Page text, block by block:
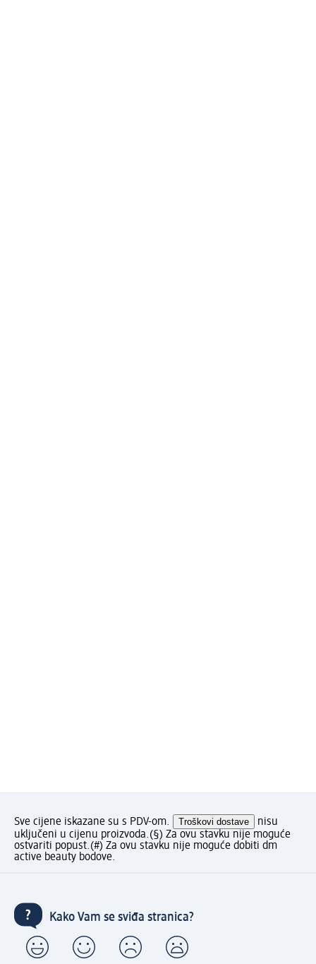
Sve cijene iskazane su s PDV-om. Troškovi dostave
nisu
uključeni u cijenu proizvoda.(§) Za ovu stavku nije moguće
ostvariti popust.(#) Za ovu stavku nije moguće dobiti dm
active beauty bodove.
Kako Vam se sviđa stranica?